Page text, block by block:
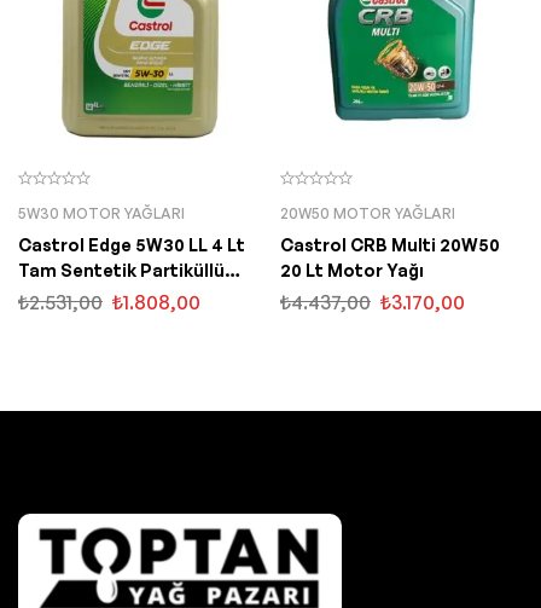
5W30 MOTOR YAĞLARI
Castrol Edge 5W30 LL 4 Lt
Tam Sentetik Partiküllü
Motor Yağı
₺2.531,00 ₺1.808,00
20W50 MOTOR YAĞLARI
Castrol CRB Multi 20W50
20 Lt Motor Yağı
₺4.437,00 ₺3.170,00